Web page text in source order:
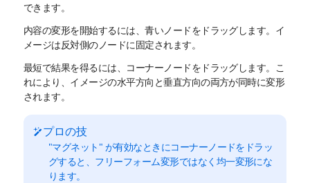
できます。
内容の変形を開始するには、青いノードをドラッグします。イ
メージは反対側のノードに固定されます。
最短で結果を得るには、コーナーノードをドラッグします。こ
れにより、イメージの水平方向と垂直方向の両方が同時に変形
されます。
プロの技
"マグネット" が有効なときにコーナーノードをドラッ
グすると、フリーフォーム変形ではなく均一変形にな
ります。